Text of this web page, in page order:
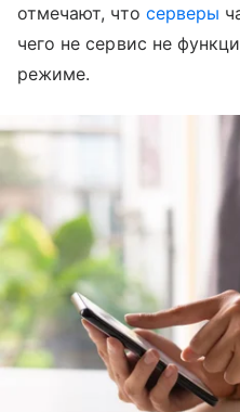
отмечают, что серверы
чего не сервис не
режиме.